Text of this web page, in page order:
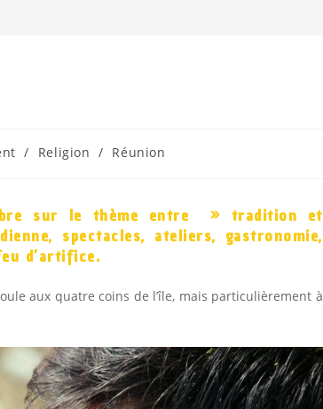
/ Religion / Réunion
sur le thème entre » tradition et
spectacles, ateliers, gastronomie,
d’artifice.
aux quatre coins de l’île, mais particulièrement à